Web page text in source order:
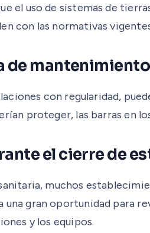
el uso de sistemas de
con las normativas
de mantenimiento
con regularidad,
proteger, las barras en
el cierre de
muchos
una gran oportunidad para
y los equipos.